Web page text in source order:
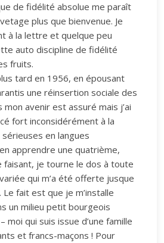
de fidélité absolue me paraît
plus que bienvenue. Je
à la lettre et quelque peu
auto discipline de fidélité
fruits.
tard en 1956, en épousant
une réinsertion sociale des
avenir est assuré mais j’ai
fort inconsidérément à la
en langues
apprendre une quatrième,
faisant, je tourne le dos à toute
qui m’a été offerte jusque
fait est que je m’installe
un milieu petit bourgeois
moi qui suis issue d’une famille
et francs-maçons ! Pour